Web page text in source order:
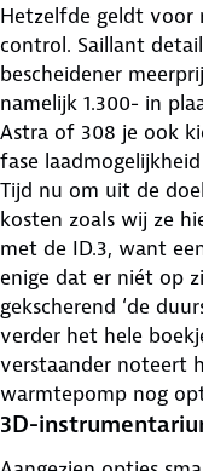
Hetzelfde geldt voor
control. Saillant
bescheidener
namelijk 1.300- in
Astra of 308 je ook
fase
Tijd nu om uit de
kosten zoals wij ze
met de ID.3, want
enige dat er niét op
gekscherend ‘de
verder het hele
verstaander noteert
warmtepomp nog
3D-